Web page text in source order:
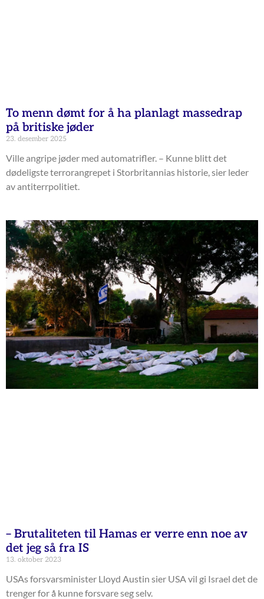
To menn dømt for å ha planlagt massedrap
på britiske jøder
23. desember 2025
Ville angripe jøder med automatrifler. – Kunne blitt det
dødeligste terrorangrepet i Storbritannias historie, sier leder
av antiterrpolitiet.
– Brutaliteten til Hamas er verre enn noe av
det jeg så fra IS
13. oktober 2023
USAs forsvarsminister Lloyd Austin sier USA vil gi Israel det de
trenger for å kunne forsvare seg selv.